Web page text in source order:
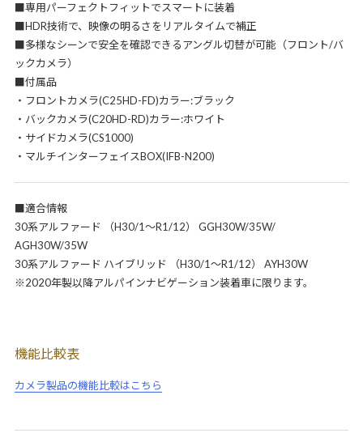
■専用パーフェクトフィットでスマートに装着
■HDR技術で、映像の明るさをリアルタイムで補正
■多様なシーンで安全を確認できるアングル切替が可能（フロント/バ
ックカメラ）
■付属品
・フロントカメラ(C25HD-FD)カラー:ブラック
・バックカメラ(C20HD-RD)カラー:ホワイト
・サイドカメラ(CS1000)
・マルチインターフェイスBOX(IFB-N200)
■適合情報
30系アルファード （H30/1～R1/12） GGH30W/35W/
AGH30W/35W
30系アルファード ハイブリッド （H30/1～R1/12） AYH30W
※2020年製以降アルパインナビゲーション装着車に限ります。
機能比較表
カメラ製品の機能比較はこちら